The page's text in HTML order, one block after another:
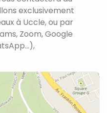
exclusivement
à Uccle, ou par
Zoom, Google